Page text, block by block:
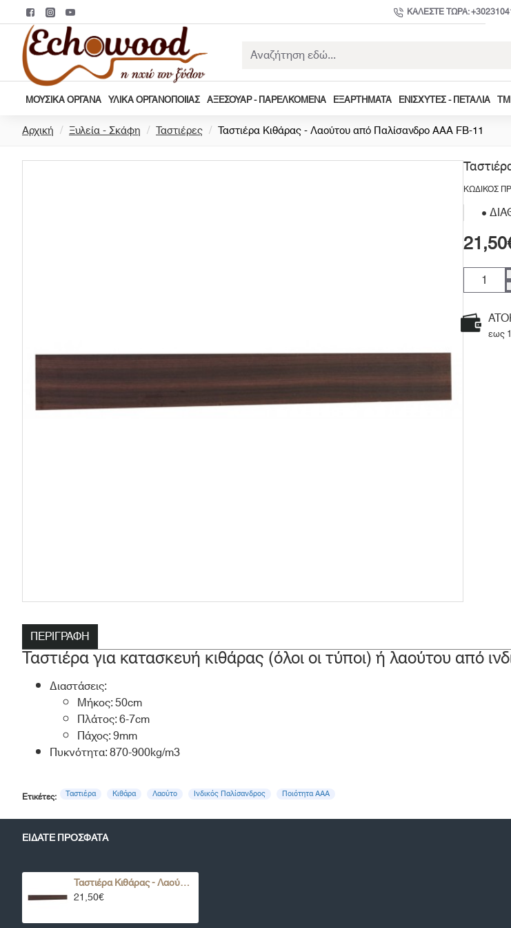
ΚΑΛΈΣΤΕ ΤΏΡΑ:
Αναζήτηση
εδώ...
ΜΟΥΣΙΚΆ ΌΡΓΑΝΑ ΥΛΙΚΆ ΟΡΓΑΝΟΠΟΙΊΑΣ ΑΞΕΣΟΥΆΡ - ΠΑΡΕΛΚΌΜΕΝΑ ΕΞΑΡΤΉΜΑΤΑ ΕΝΙΣΧΥΤΈΣ - ΠΕΤΆΛΙΑ
Αρχική
m
Ξυλεία - Σκάφη Ταστιέρες Ταστιέρα Κιθάρας - Λαούτου από Παλίσανδρο ΑΑΑ FB-11
ΚΩΔΙΚΌΣ
εως
ΠΕΡΙΓΡΑΦΉ
Ταστιέρα για κατασκευή κιθάρας (όλοι οι τύποι) ή λαούτου από
Διαστάσεις:
Μήκος: 50cm
Πλάτος: 6-7cm
Πάχος: 9mm
Πυκνότητα: 870-900kg/m3
Ετικέτες: Ταστιέρα Κιθάρα Λαούτο Ινδικός Παλίσανδρος Ποιότητα ΑΑΑ
ΕΊΔΑΤΕ ΠΡΌΣΦΑΤΑ
Ταστιέρα Κιθάρας - Λαούτου από Παλίσανδρο ΑΑΑ FB-11
21,50€